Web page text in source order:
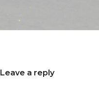
Leave a reply